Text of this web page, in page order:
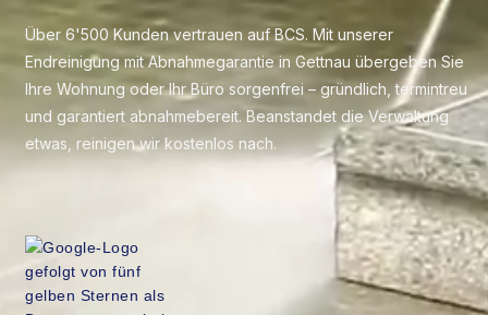
Über 6'500 Kunden vertrauen auf BCS. Mit unserer
Endreinigung mit Abnahmegarantie in Gettnau übergeben Sie
Ihre Wohnung oder Ihr Büro sorgenfrei – gründlich, termintreu
und garantiert abnahmebereit. Beanstandet die Verwaltung
etwas, reinigen wir kostenlos nach.